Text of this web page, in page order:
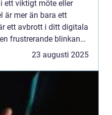
ett viktigt möte eller
är mer än bara ett
ett avbrott i ditt digitala
frustrerande blinkande
23 augusti 2025